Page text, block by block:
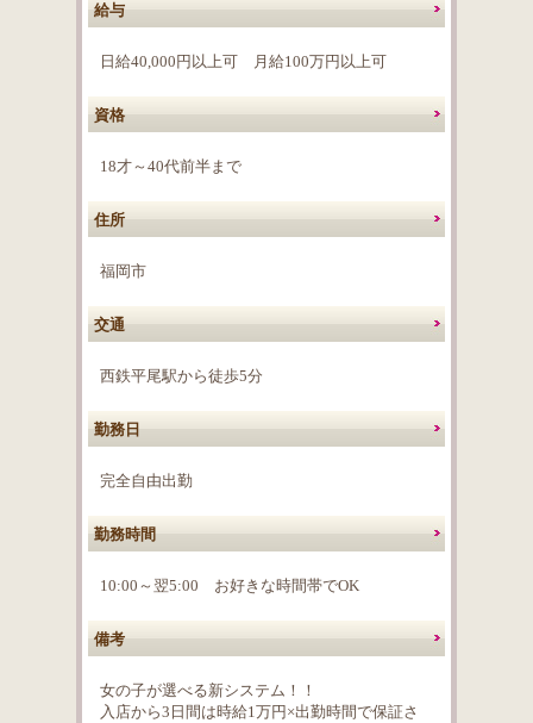
給与
日給40,000円以上可 月給100万円以上可
資格
18才～40代前半まで
住所
福岡市
交通
西鉄平尾駅から徒歩5分
勤務日
完全自由出勤
勤務時間
10:00～翌5:00 お好きな時間帯でOK
備考
女の子が選べる新システム！！
入店から3日間は時給1万円×出勤時間で保証さ